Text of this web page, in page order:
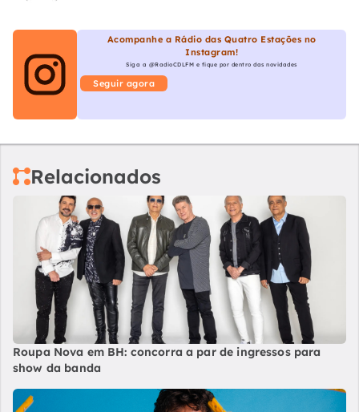
Acompanhe a Rádio das Quatro Estações no
Instagram!
Siga a @RadioCDLFM e fique por dentro das novidades
Seguir agora
Relacionados
Roupa Nova em BH: concorra a par de ingressos para
show da banda